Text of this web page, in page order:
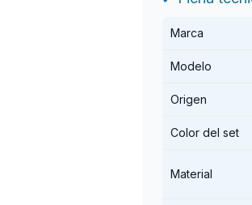
Marca
Modelo
Origen
Color del set
Material